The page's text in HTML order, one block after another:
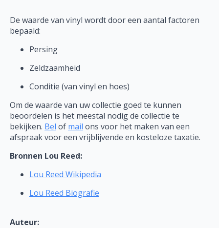
De waarde van vinyl wordt door een aantal factoren
bepaald:
Persing
Zeldzaamheid
Conditie (van vinyl en hoes)
Om de waarde van uw collectie goed te kunnen
beoordelen is het meestal nodig de collectie te
bekijken. Bel of mail ons voor het maken van een
afspraak voor een vrijblijvende en kosteloze taxatie.
Bronnen Lou Reed:
Lou Reed Wikipedia
Lou Reed Biografie
Auteur: